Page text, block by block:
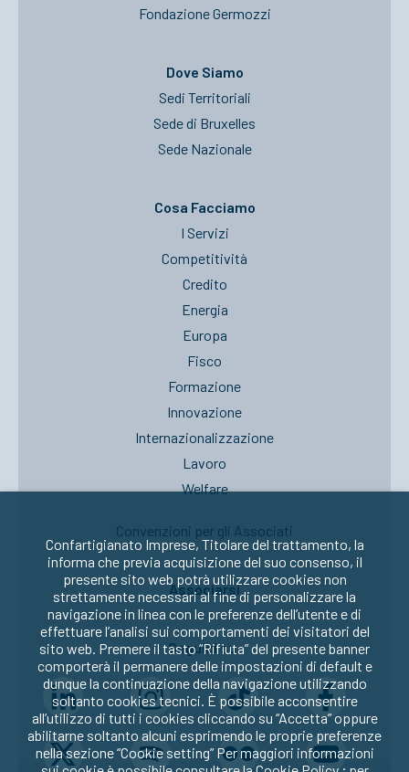
Fondazione Germozzi
Dove Siamo
Sedi Territoriali
Sede di Bruxelles
Sede Nazionale
Cosa Facciamo
I Servizi
Competitività
Credito
Energia
Europa
Fisco
Formazione
Innovazione
Internazionalizzazione
Lavoro
Welfare
Convenzioni per gli Associati
Associarsi
Seguici su:
Confartigianato Imprese, Titolare del trattamento, la
informa che previa acquisizione del suo consenso, il
presente sito web potrà utilizzare cookies non
strettamente necessari al fine di personalizzare la
navigazione in linea con le preferenze dell’utente e di
effettuare l’analisi sui comportamenti dei visitatori del
sito web. Premere il tasto “Rifiuta” del presente banner
comporterà il permanere delle impostazioni di default e
dunque la continuazione della navigazione utilizzando
soltanto cookies tecnici. È possibile acconsentire
all’utilizzo di tutti i cookies cliccando su “Accetta” oppure
abilitarne soltanto alcuni esprimendo le proprie preferenze
nella sezione “Cookie setting” Per maggiori informazioni